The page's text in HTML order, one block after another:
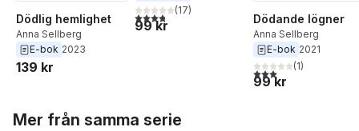
Dödlig hemlighet
Anna Sellberg
E-bok 2023
139 kr
3,8utav 5 stjärnor. Totalt antal röster:
(17)
99 kr Dödande lögner
Anna Sellberg
E-bok 2021
3,0utav 5 stjärnor.
(1)
99 kr
Mer från samma serie